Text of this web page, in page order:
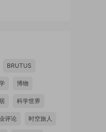
BRUTUS
博物
科学世界
评论 时空旅人